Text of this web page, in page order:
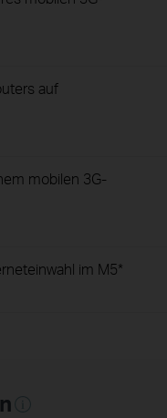
auf
mobilen 3G-
im M5*